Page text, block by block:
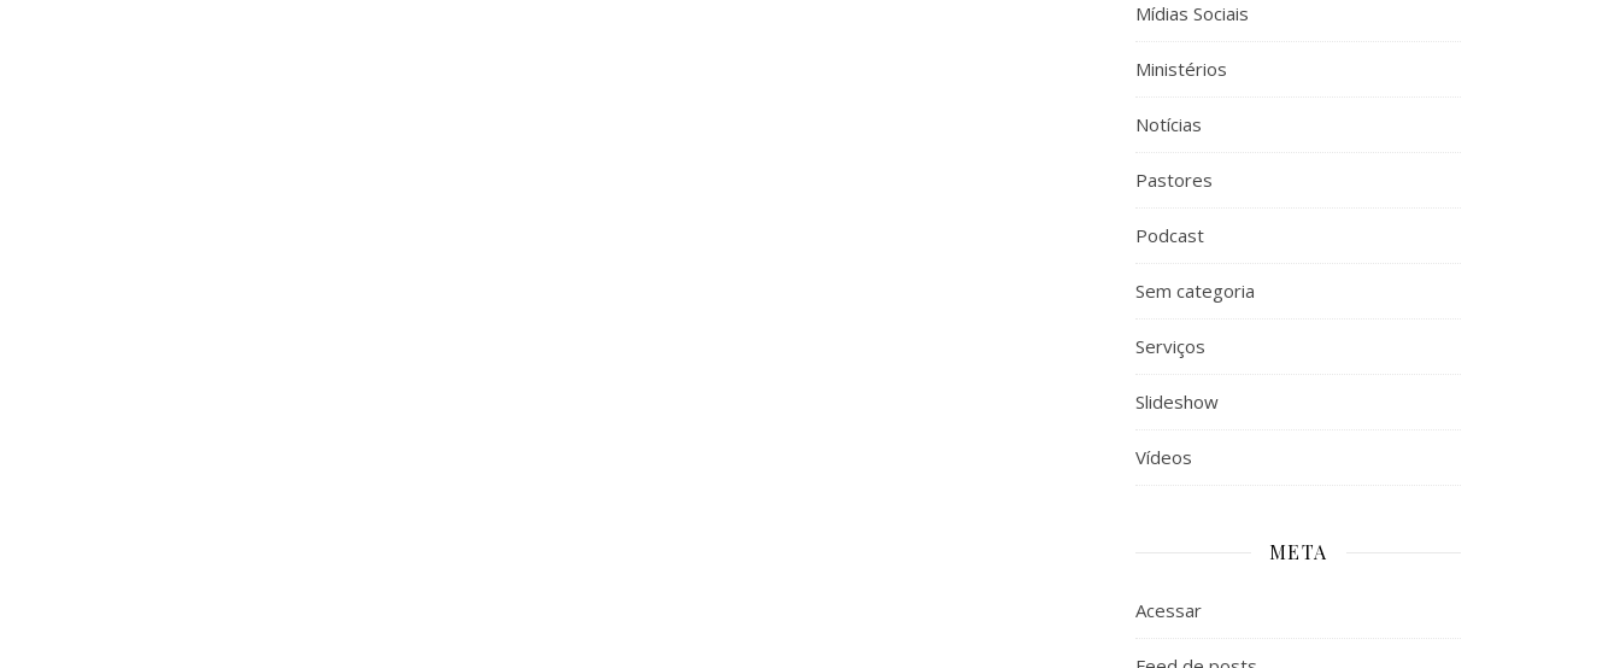
Mídias Sociais
Ministérios
Notícias
Pastores
Podcast
Sem categoria
Serviços
Slideshow
Vídeos
META
Acessar